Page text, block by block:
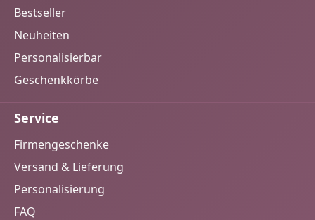
Bestseller
Neuheiten
Personalisierbar
Geschenkkörbe
Service
Firmengeschenke
Versand & Lieferung
Personalisierung
FAQ